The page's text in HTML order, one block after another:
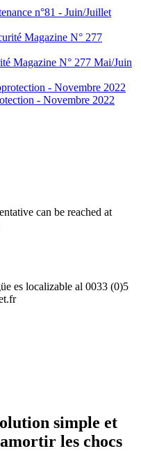
n°81 - Juin/Juillet
Magazine N° 277 Mai/Juin
- Novembre 2022
can be reached at
es localizable al 0033 (0)5
simple et
les chocs